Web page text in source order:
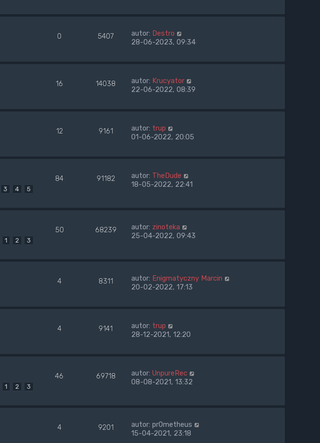
0 5407 autor: Destro
28-06-2023, 09:34
16 14038 autor: Krucyator
22-06-2022, 08:39
12 9161 autor: trup
01-06-2022, 20:05
3 4 5
84 91182 autor: TheDude
18-05-2022, 22:41
1 2 3
50 68239 autor: zinoteka
25-04-2022, 09:43
4 8311 autor: Enigmatyczny Marcin
20-02-2022, 17:13
4 9141 autor: trup
28-12-2021, 12:20
1 2 3
46 69718 autor: UnpureRec
08-08-2021, 13:32
4 9201 autor: pr0metheus
15-04-2021, 23:18